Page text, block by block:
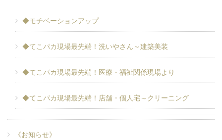
◆モチベーションアップ
◆てこパカ現場最先端！洗いやさん～建築美装
◆てこパカ現場最先端！医療・福祉関係現場より
◆てこパカ現場最先端！店舗・個人宅～クリーニング
《お知らせ》